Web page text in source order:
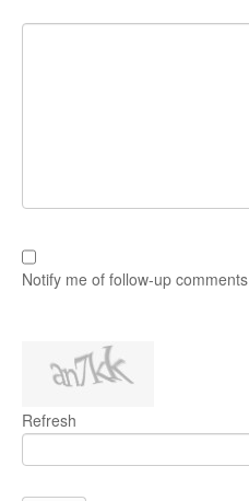
Notify me of follow-up comments
Refresh